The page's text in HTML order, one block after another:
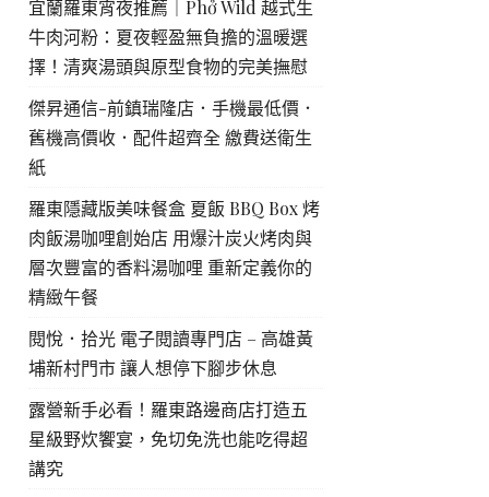
宜蘭羅東宵夜推薦｜Phở Wild 越式生
牛肉河粉：夏夜輕盈無負擔的溫暖選
擇！清爽湯頭與原型食物的完美撫慰
傑昇通信-前鎮瑞隆店．手機最低價．
舊機高價收．配件超齊全 繳費送衛生
紙
羅東隱藏版美味餐盒 夏飯 BBQ Box 烤
肉飯湯咖哩創始店 用爆汁炭火烤肉與
層次豐富的香料湯咖哩 重新定義你的
精緻午餐
閱悅．拾光 電子閱讀專門店 – 高雄黃
埔新村門市 讓人想停下腳步休息
露營新手必看！羅東路邊商店打造五
星級野炊饗宴，免切免洗也能吃得超
講究